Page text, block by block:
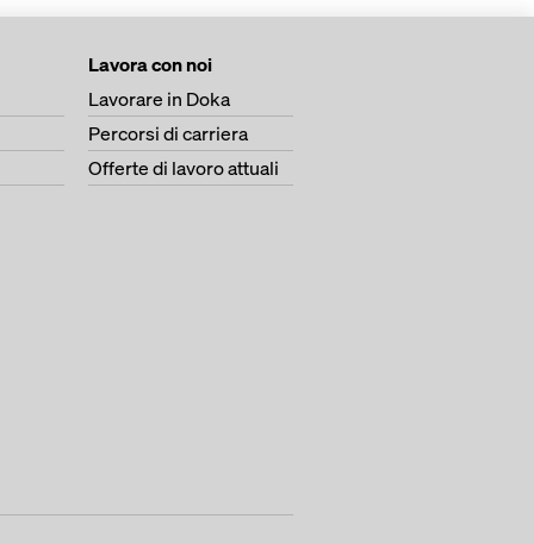
Lavora con noi
Lavorare in Doka
Percorsi di carriera
Offerte di lavoro attuali